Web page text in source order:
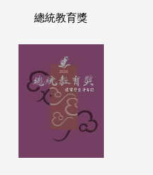
總統教育獎